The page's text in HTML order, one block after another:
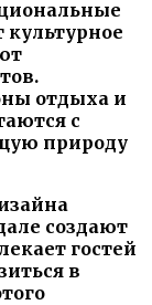
отдыха и
с
природу
создают
гостей
в